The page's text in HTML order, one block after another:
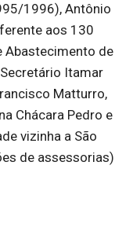
1996), Antônio
aos 130
Abastecimento de
Itamar
Matturro,
Chácara Pedro e
vizinha a São
de assessorias)